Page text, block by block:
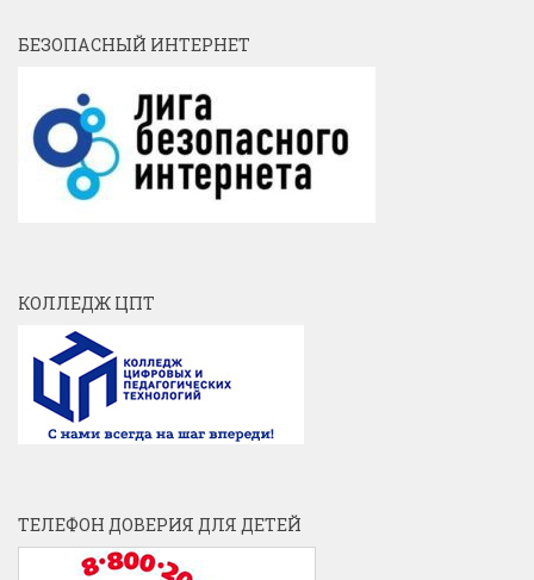
БЕЗОПАСНЫЙ ИНТЕРНЕТ
КОЛЛЕДЖ ЦПТ
ТЕЛЕФОН ДОВЕРИЯ ДЛЯ ДЕТЕЙ